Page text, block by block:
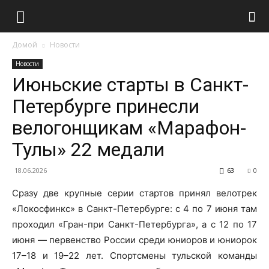
Домой Новости
Новости
Июньские старты в Санкт-
Петербурге принесли
велогонщикам «Марафон-
Тулы» 22 медали
18.06.2026 0
63
Сразу две крупные серии стартов принял велотрек
«Локосфинкс» в Санкт-Петербурге: с 4 по 7 июня там
проходил «Гран-при Санкт-Петербурга», а с 12 по 17
июня — первенство России среди юниоров и юниорок
17–18 и 19–22 лет. Спортсмены тульской команды